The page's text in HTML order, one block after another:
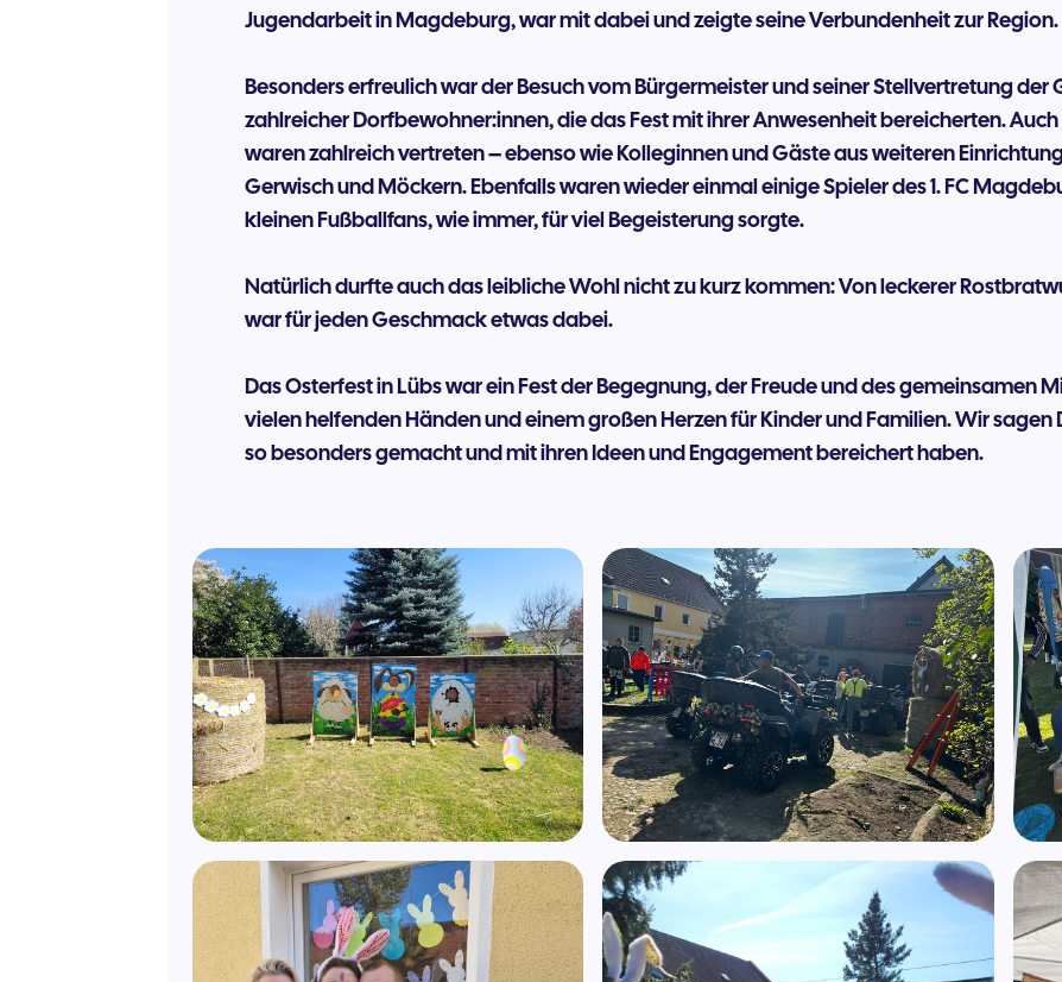
Jugendarbeit in Magdeburg, war mit dabei und zeigte seine Verbundenheit zur Region.
Besonders erfreulich war der Besuch vom Bürgermeister und seiner Stellvertretung der
zahlreicher Dorfbewohner:innen, die das Fest mit ihrer Anwesenheit bereicherten.
waren zahlreich vertreten – ebenso wie Kolleginnen und Gäste aus weiteren
Gerwisch und Möckern. Ebenfalls waren wieder einmal einige Spieler des 1. FC
kleinen Fußballfans, wie immer, für viel Begeisterung sorgte.
Natürlich durfte auch das leibliche Wohl nicht zu kurz kommen: Von leckerer
war für jeden Geschmack etwas dabei.
Das Osterfest in Lübs war ein Fest der Begegnung, der Freude und des gemeinsamen
vielen helfenden Händen und einem großen Herzen für Kinder und Familien. Wir sagen
so besonders gemacht und mit ihren Ideen und Engagement bereichert haben.